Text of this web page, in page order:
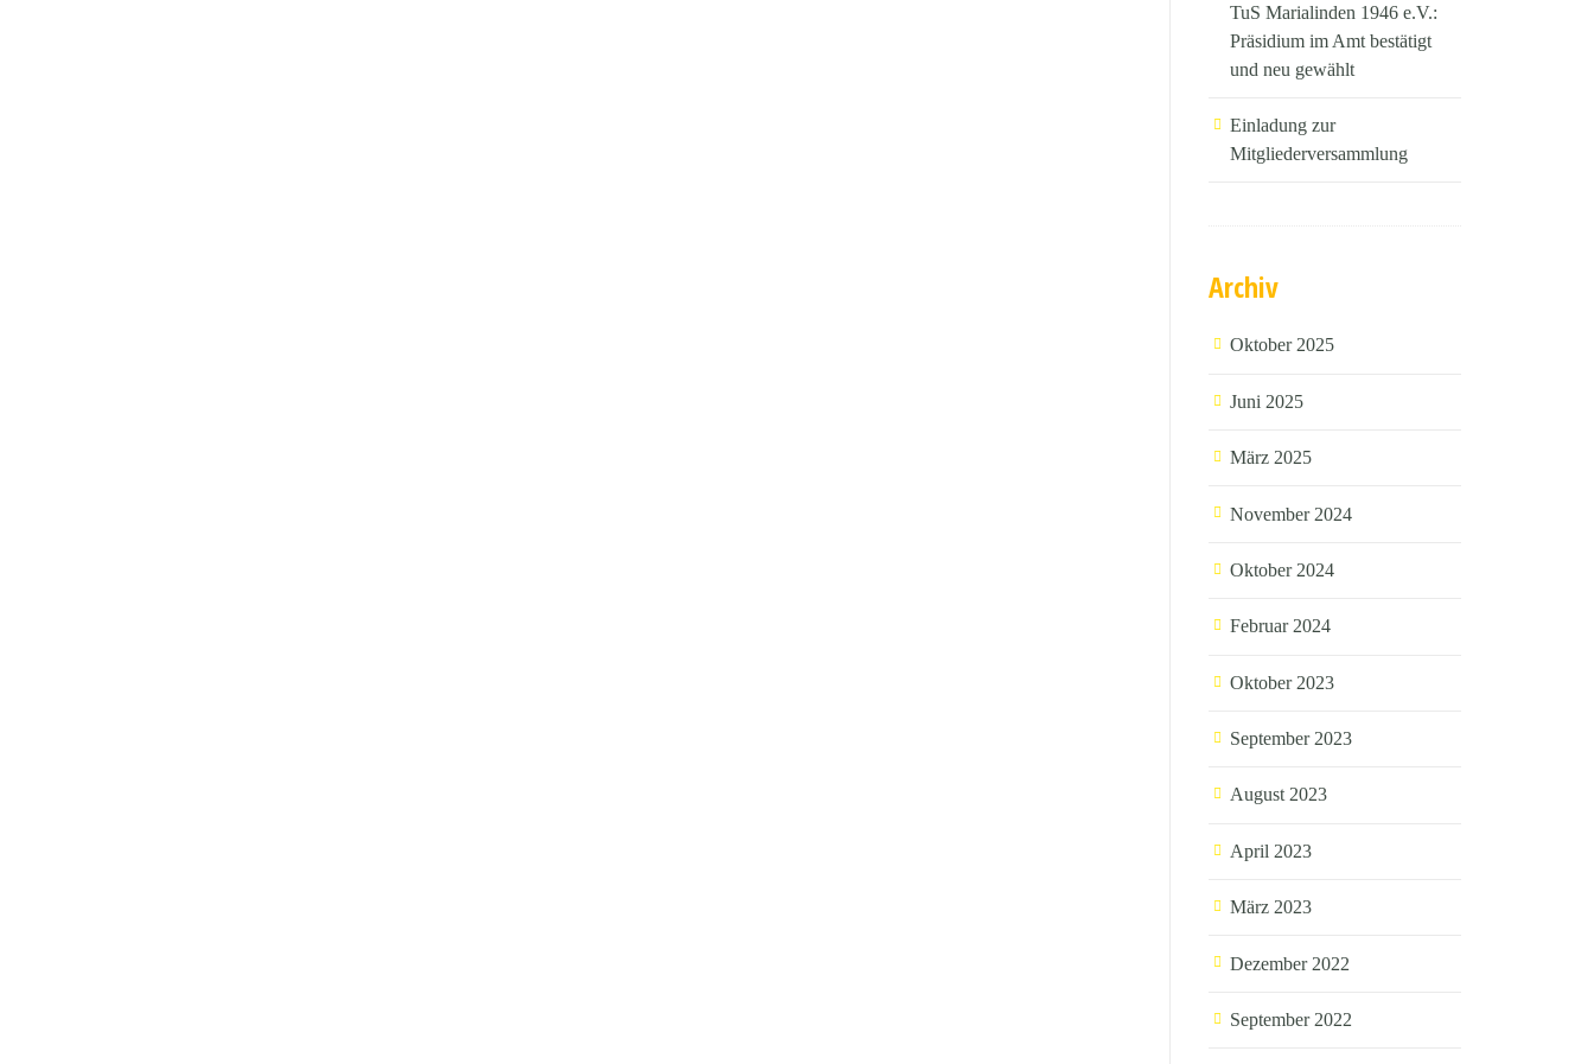
TuS Marialinden 1946 e.V.:
Präsidium im Amt bestätigt
und neu gewählt
Einladung zur
Mitgliederversammlung
Archiv
Oktober 2025
Juni 2025
März 2025
November 2024
Oktober 2024
Februar 2024
Oktober 2023
September 2023
August 2023
April 2023
März 2023
Dezember 2022
September 2022